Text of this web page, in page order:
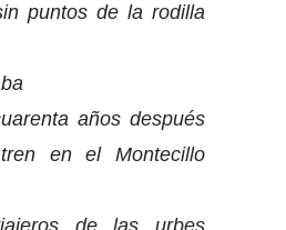
puntos de la rodilla
años después
en el Montecillo
de las urbes